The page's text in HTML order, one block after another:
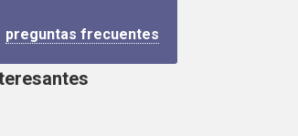
preguntas frecuentes